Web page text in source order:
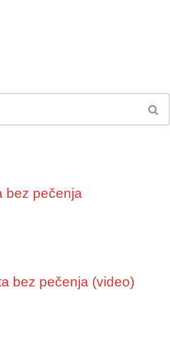
bez pečenja
bez pečenja (video)